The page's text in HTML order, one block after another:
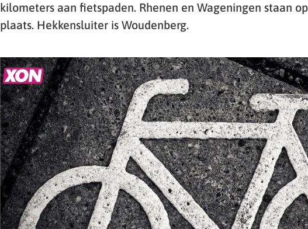
kilometers aan fietspaden. Rhenen en Wageningen staan
plaats. Hekkensluiter is Woudenberg.